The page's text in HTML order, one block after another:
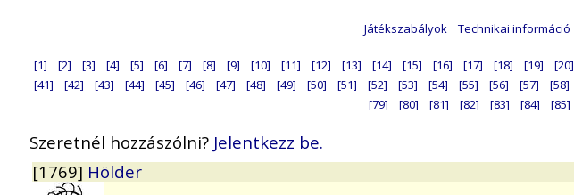
Játékszabályok Technikai információ
[1] [2] [3] [4] [5] [6] [7] [8] [9] [10] [11] [12] [13] [14] [15] [16] [17] [18] [19] [20]
[41]
[42] [43] [44] [45] [46] [47] [48] [49] [50] [51] [52] [53] [54] [55] [56] [57] [58]
[79]
[80] [81] [82] [83] [84] [85]
Szeretnél hozzászólni? Jelentkezz be.
[1769] Hölder